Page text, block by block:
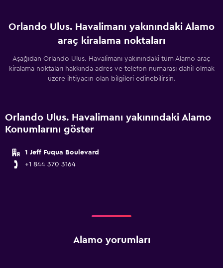
Orlando Ulus. Havalimanı yakınındaki Alamo
araç kiralama noktaları
Aşağıdan Orlando Ulus. Havalimanı yakınındaki tüm Alamo araç
kiralama noktaları hakkında adres ve telefon numarası dahil olmak
üzere ihtiyacın olan bilgileri edinebilirsin.
Orlando Ulus. Havalimanı yakınındaki Alamo
Konumlarını göster
1 Jeff Fuqua Boulevard
+1 844 370 3164
Alamo yorumları